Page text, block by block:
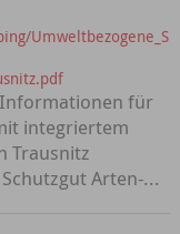
Umweltbezogene_S
für
integriertem
Trausnitz
Arten-...